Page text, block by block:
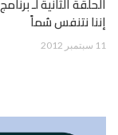
الحلقة الثانية لـ
إننا نتنفس سُماً
11 سبتمبر 2012